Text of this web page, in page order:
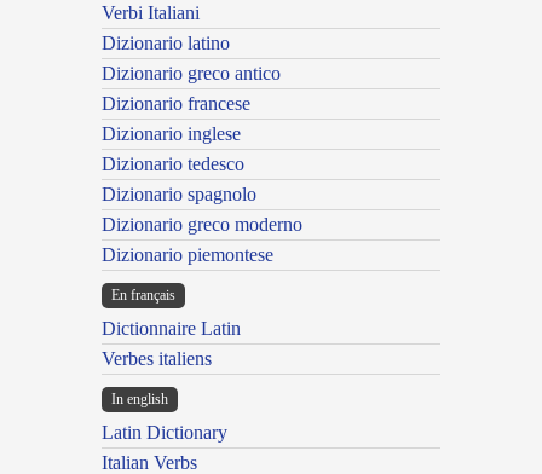
Verbi Italiani
Dizionario latino
Dizionario greco antico
Dizionario francese
Dizionario inglese
Dizionario tedesco
Dizionario spagnolo
Dizionario greco moderno
Dizionario piemontese
En français
Dictionnaire Latin
Verbes italiens
In english
Latin Dictionary
Italian Verbs